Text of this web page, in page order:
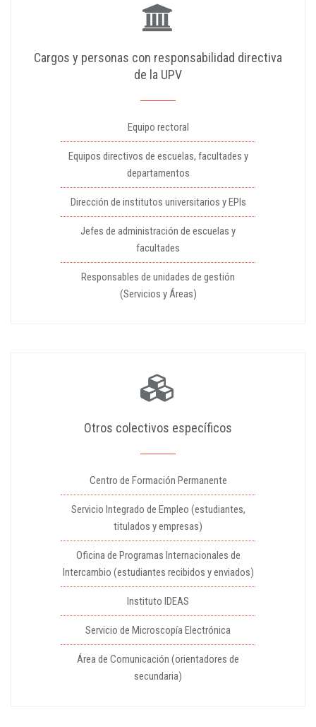
Cargos y personas con responsabilidad directiva
de la UPV
Equipo rectoral
Equipos directivos de escuelas, facultades y
departamentos
Dirección de institutos universitarios y EPIs
Jefes de administración de escuelas y
facultades
Responsables de unidades de gestión
(Servicios y Áreas)
Otros colectivos específicos
Centro de Formación Permanente
Servicio Integrado de Empleo (estudiantes,
titulados y empresas)
Oficina de Programas Internacionales de
Intercambio (estudiantes recibidos y enviados)
Instituto IDEAS
Servicio de Microscopía Electrónica
Área de Comunicación (orientadores de
secundaria)